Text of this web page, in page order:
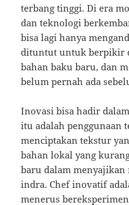
terbang tinggi. Di era
dan teknologi
bisa lagi hanya
dituntut untuk berpikir
bahan baku baru, dan
belum pernah ada
Inovasi bisa hadir
itu adalah
menciptakan tekstur
bahan lokal yang
baru dalam menyajikan
indra. Chef inovatif
menerus